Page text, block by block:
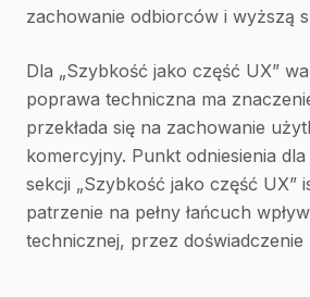
zachowanie odbiorców i wyższą
Dla „Szybkość jako część UX”
poprawa techniczna ma
przekłada się na zachowanie
komercyjny. Punkt odniesienia dla
sekcji „Szybkość jako część UX”
patrzenie na pełny łańcuch
technicznej, przez doświadczenie